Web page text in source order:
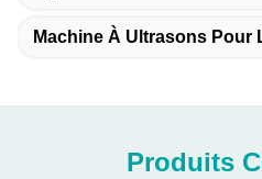
Machine À Ultrasons Pour
Produits